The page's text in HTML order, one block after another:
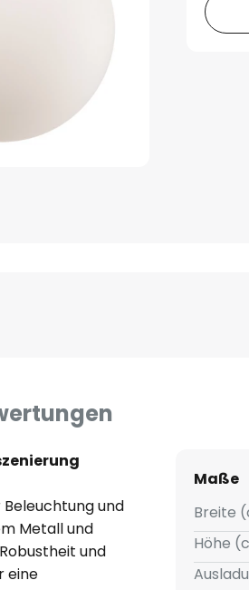
und
Metall und
und
eine
Maße
Breite
Höhe